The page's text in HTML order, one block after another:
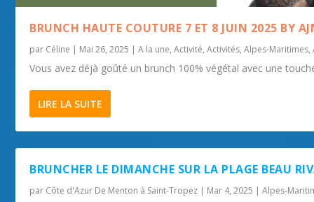
BRUNCH HAUTE COUTURE 7 ET 8 JUIN 2025 BY
par Céline | Mai 26, 2025 |A la une,Activité,Activités,Alpes-Maritimes,
Vous avez déjà goûté un brunch 100% végétal avec une
LIRE LA SUITE
BRUNCHER LE DIMANCHE SUR LA PLAGE BEAU
par Côte d'Azur De Menton à Saint-Tropez | Mar 4, 2025 |Alpes-